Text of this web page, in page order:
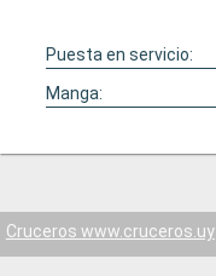
Puesta en servicio:
Manga:
Cruceros www.cruceros.uy